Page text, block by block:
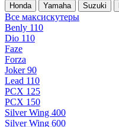
Honda Yamaha Suzuki
Все максискутеры
Benly 110
Dio 110
Faze
Forza
Joker 90
Lead 110
PCX 125
PCX 150
Silver Wing 400
Silver Wing 600